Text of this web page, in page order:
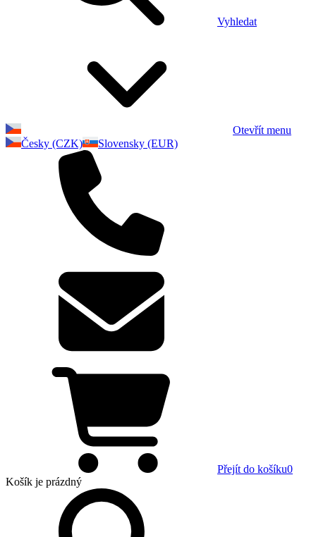
Vyhledat
Otevřít menu
Česky (CZK)
Slovensky (EUR)
Přejít do košíku0
Košík je prázdný